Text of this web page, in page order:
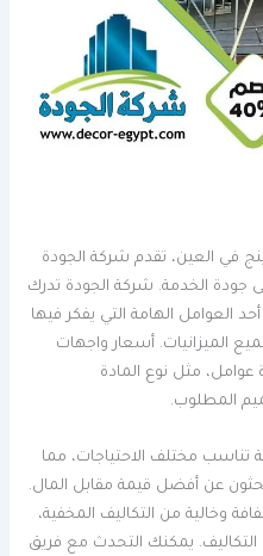
في العين، تقدم شركة الجودة
جودة الخدمة. شركة الجودة تدرك
العوامل الهامة التي يفكر فيها
الميزانيات. أسعار واجهات
مثل نوع المادة
المطلوب.
تناسب مختلف الاحتياجات، مما
عن أفضل قيمة مقابل المال.
وخالية من التكاليف المخفية،
يمكنك التحدث مع فريق